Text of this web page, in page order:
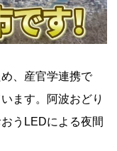
、産官学連携で
ます。阿波おどり
うLEDによる夜間